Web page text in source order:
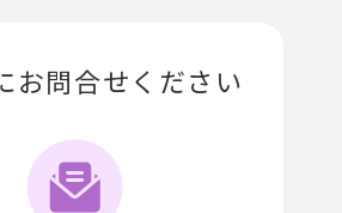
お問合せください